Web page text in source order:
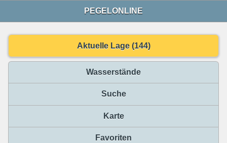
PEGELONLINE
Aktuelle Lage (144)
Wasserstände
Suche
Karte
Favoriten